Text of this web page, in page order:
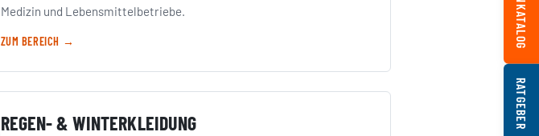
RATGEBER
Medizin und Lebensmittelbetriebe.
ZUM BEREICH →
REGEN- & WINTERKLEIDUNG